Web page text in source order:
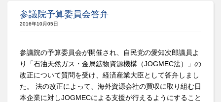
参議院予算委員会答弁
2016年10月05日
参議院の予算委員会が開催され、自民党の愛知次郎議員よ
り「石油天然ガス・金属鉱物資源機構（JOGMEC法）」の
改正について質問を受け、経済産業大臣として答弁しまし
た。 法の改正によって、海外資源会社の買収に取り組む日
本企業に対しJOGMECによる支援が行えるようにすること